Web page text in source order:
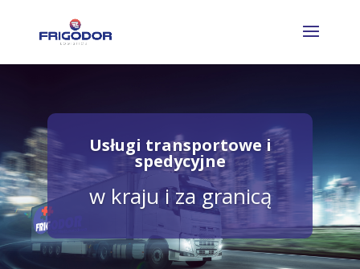
Usługi transportowe i
spedycyjne
w kraju i za granicą